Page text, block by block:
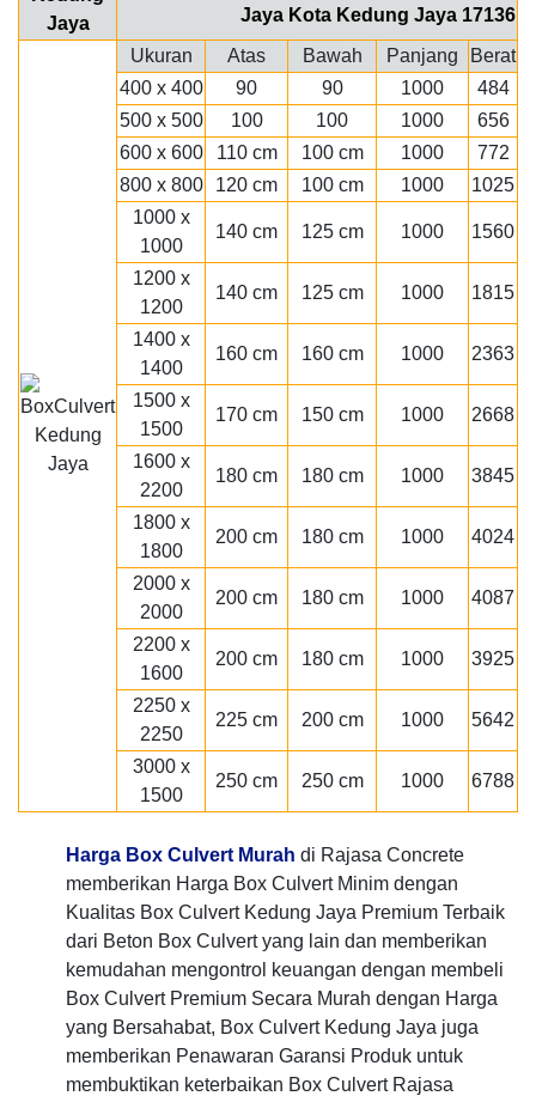
Jaya Kota Kedung Jaya 17136
Ukuran
Atas Bawah Panjang
Berat
400 x 400
90 90 1000
484
500 x 500
100 100 1000
656
600 x 600
110 cm 100 cm 1000
772
800 x 800
120 cm 100 cm 1000
1025
1000 x
1000
140 cm 125 cm 1000 1560
1200 x
1200
140 cm 125 cm 1000 1815
1400 x
1400
160 cm 160 cm 1000 2363
1500 x
1500
170 cm 150 cm 1000 2668
1600 x
2200
180 cm 180 cm 1000 3845
1800 x
1800
200 cm 180 cm 1000 4024
2000 x
2000
200 cm 180 cm 1000 4087
2200 x
1600
200 cm 180 cm 1000 3925
2250 x
2250
225 cm 200 cm 1000 5642
3000 x
1500
250 cm 250 cm 1000 6788
Harga Box Culvert Murah di Rajasa Concrete
memberikan Harga Box Culvert Minim dengan
Kualitas Box Culvert Kedung Jaya Premium Terbaik
dari Beton Box Culvert yang lain dan memberikan
kemudahan mengontrol keuangan dengan membeli
Box Culvert Premium Secara Murah dengan Harga
yang Bersahabat, Box Culvert Kedung Jaya juga
memberikan Penawaran Garansi Produk untuk
membuktikan keterbaikan Box Culvert Rajasa